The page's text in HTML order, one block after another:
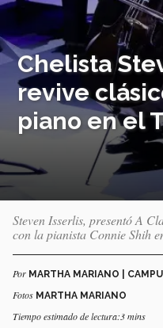
Chelista
revive
piano en el
Steven Isserlis, presentó A
con la pianista Connie Shih
Por MARTHA MARIANO |
Fotos MARTHA MARIANO
Tiempo estimado de lectura:3 mins